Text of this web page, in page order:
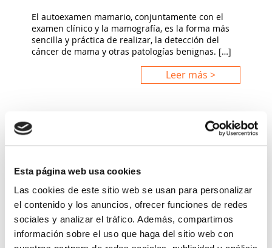
Esta página web usa cookies
Las cookies de este sitio web se usan para personalizar
el contenido y los anuncios, ofrecer funciones de redes
sociales y analizar el tráfico. Además, compartimos
información sobre el uso que haga del sitio web con
El autoexamen mamario, conjuntamente con el
examen clínico y la mamografía, es la forma más
sencilla y práctica de realizar, la detección del
cáncer de mama y otras patologías benignas. […]
Leer más >